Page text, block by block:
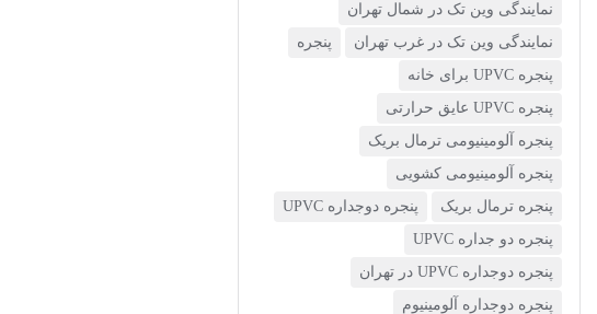
نمایندگی وین تک در شمال تهران
نمایندگی وین تک در غرب تهران
پنجره
پنجره UPVC برای خانه
پنجره UPVC عایق حرارتی
پنجره آلومینیومی ترمال بریک
پنجره آلومینیومی کشویی
پنجره ترمال بریک
پنجره دوجداره UPVC
پنجره دو جداره UPVC
پنجره دوجداره UPVC در تهران
پنجره دوجداره آلومینیوم